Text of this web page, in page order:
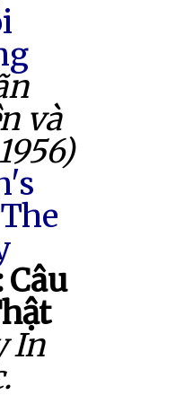
và
In